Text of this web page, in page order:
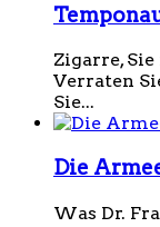
Zigarre,
Verraten
Sie...
Die
Was Dr.